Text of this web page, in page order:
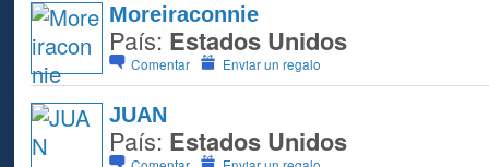
Moreiraconnie
País: Estados Unidos
Comentar Enviar un regalo
JUAN
País: Estados Unidos